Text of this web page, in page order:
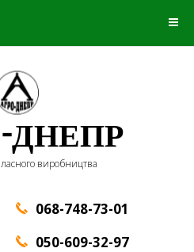
ДНЕПР
виробництва
068-748-73-01
050-609-32-97